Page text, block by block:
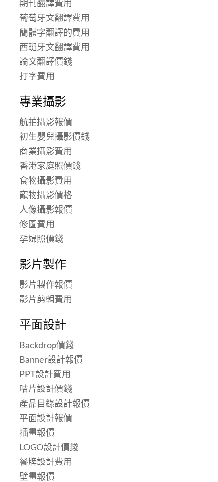
期刊翻譯費用
葡萄牙文翻譯費用
簡體字翻譯的費用
西班牙文翻譯費用
論文翻譯價錢
打字費用
專業攝影
航拍攝影報價
初生嬰兒攝影價錢
商業攝影費用
香港家庭照價錢
食物攝影費用
寵物攝影價格
人像攝影報價
修圖費用
孕婦照價錢
影片製作
影片製作報價
影片剪輯費用
平面設計
Backdrop價錢
Banner設計報價
PPT設計費用
咭片設計價錢
產品目錄設計報價
平面設計報價
插畫報價
LOGO設計價錢
餐牌設計費用
壁畫報價